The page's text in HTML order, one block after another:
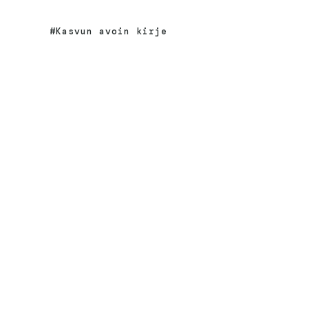
Kasvun avoin kirje